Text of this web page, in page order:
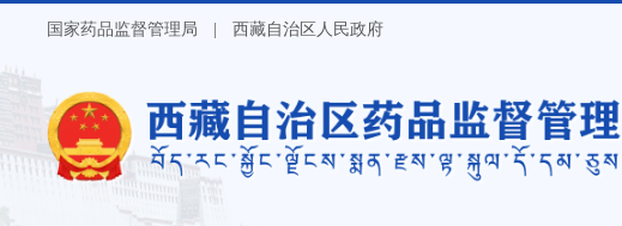
国家药品监督管理局 | 西藏自治区人民政府